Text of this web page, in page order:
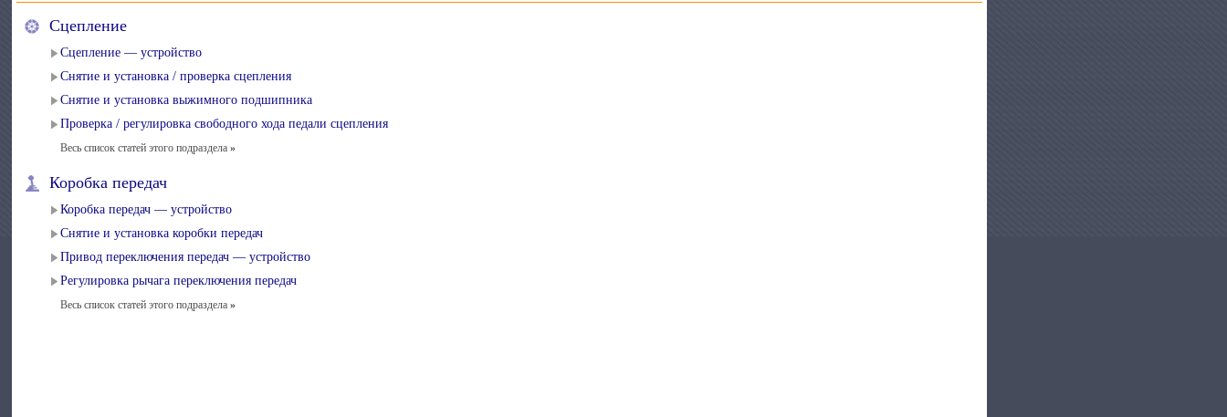
Сцепление
Сцепление — устройство
Снятие и установка / проверка сцепления
Снятие и установка выжимного подшипника
Проверка / регулировка свободного хода педали сцепления
Весь список статей этого подраздела»
Коробка передач
Коробка передач — устройство
Снятие и установка коробки передач
Привод переключения передач — устройство
Регулировка рычага переключения передач
Весь список статей этого подраздела»